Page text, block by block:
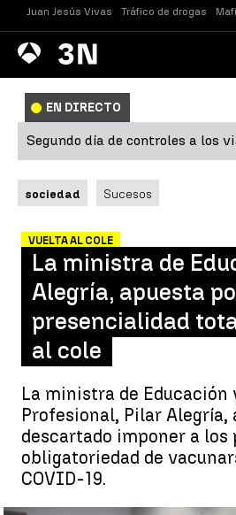
Juan Jesús Vivas Tráfico de drogas
Antena
3 Noticias
EN DIRECTO
Segundo día de controles a los
sociedad Sucesos
VUELTA AL COLE
La ministra de
Alegría, apuesta
presencialidad
al cole
La ministra de Educación
Profesional, Pilar Alegría,
descartado imponer a los
obligatoriedad de
COVID-19.